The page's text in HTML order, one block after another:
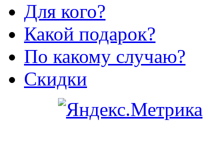
Для кого?
Какой подарок?
По какому случаю?
Скидки